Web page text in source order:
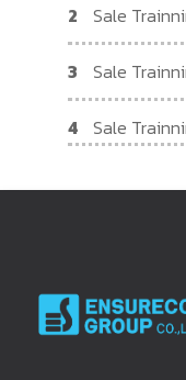
2 Sale
3 Sale
4 Sale